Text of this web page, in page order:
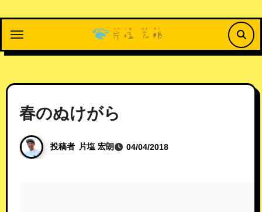
ス
ッ
春のぬけがら
投稿者 片塩 宏朗 04/04/2018